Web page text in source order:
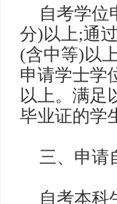
自考学位
分)以上;通
(含中等)以上
申请学士学
以上。满足
毕业证的学
三、申请
自考本科